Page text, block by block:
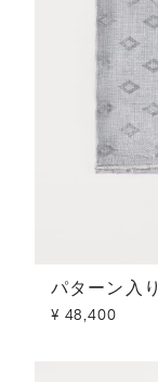
パターン入
パターン入
¥ 48,400